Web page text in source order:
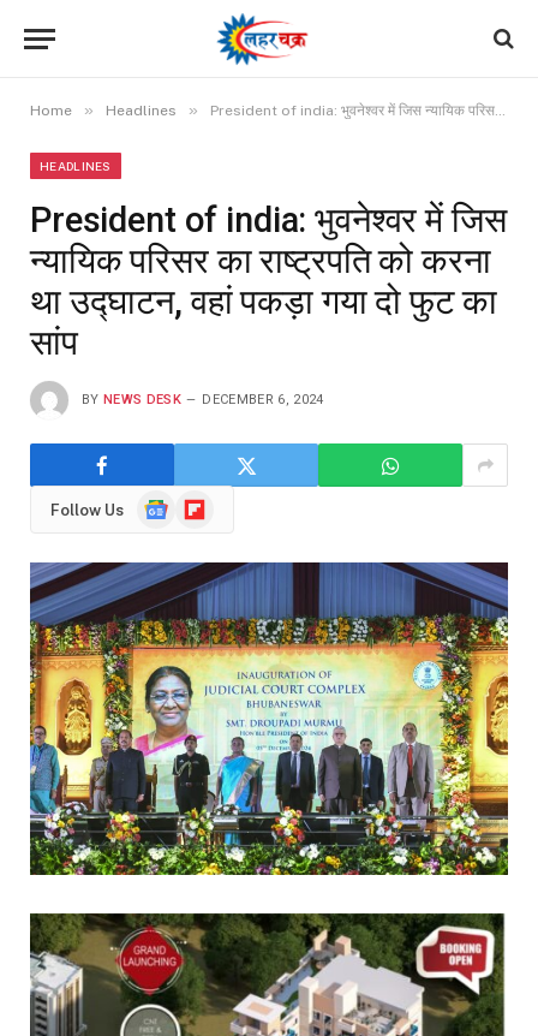
Home » Headlines » President of india: भुवनेश्वर में जिस न्यायिक परिसर का राष्ट्रपति को करना था उद्घाटन, वहां पकड़ा गया दो फुट का सांप
HEADLINES
President of india: भुवनेश्वर में जिस
न्यायिक परिसर का राष्ट्रपति को करना
था उद्घाटन, वहां पकड़ा गया दो फुट का
सांप
BY NEWS DESK DECEMBER 6, 2024
Follow Us
GoogleFlipboard